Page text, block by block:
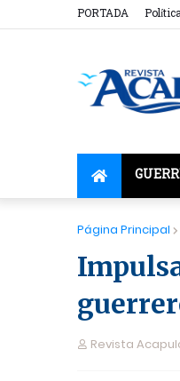
PORTADA
Página Principal
Revista